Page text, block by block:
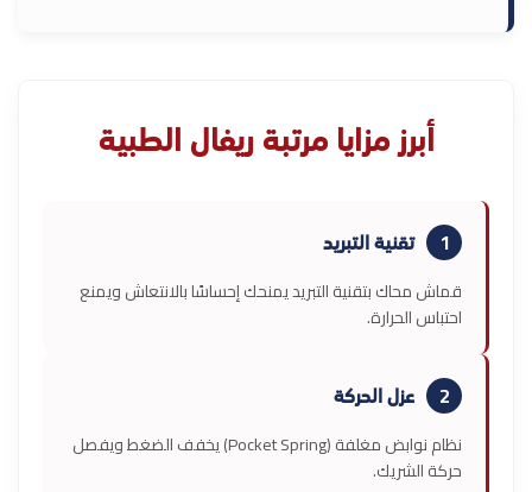
أبرز مزايا مرتبة ريفال الطبية
1 تقنية التبريد
قماش محاك بتقنية التبريد يمنحك إحساسًا بالانتعاش ويمنع
احتباس الحرارة.
2 عزل الحركة
نظام نوابض مغلفة (Pocket Spring) يخفف الضغط ويفصل
حركة الشريك.